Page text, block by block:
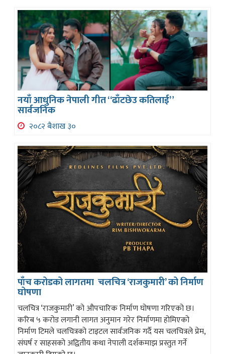
नयाँ आधुनिक नेपाली गीत “ढाँटछेउ कतिलाई”
सार्वजनिक
२०८२ बैशाख ३०
पाँच करोडको लागतमा चलचित्र ‘राजकुमारी’ को निर्माण
घोषणा
चलचित्र ‘राजकुमारी’ को औपचारिक निर्माण घोषणा गरिएको छ।
करिब ५ करोड लगानी लागत अनुमान गरेर निर्माणमा होमिएको
निर्माण टिमले चलचित्रको टाइटल सार्वजनिक गर्दै यस चलचित्रले प्रेम,
संघर्ष र साहसको अद्वितीय कथा नेपाली दर्शकमाझ प्रस्तुत गर्ने